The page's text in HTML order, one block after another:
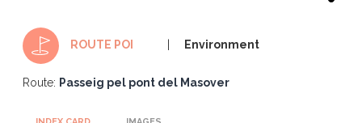
ROUTE POI Environment
Route: Passeig pel pont del Masover